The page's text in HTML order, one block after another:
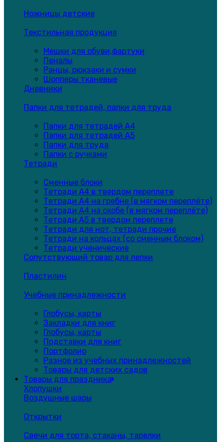
Ножницы детские
Текстильная продукция
Мешки для обуви,фартуки
Пеналы
Ранцы, рюкзаки и сумки
Шопперы тканевые
Дневники
Папки для тетрадей, папки для труда
Папки для тетрадей А4
Папки для тетрадей А5
Папки для труда
Папки с ручками
Тетради
Сменные блоки
Тетради А4 в твердом переплете
Тетради А4 на гребне (в мягком переплёте)
Тетради А4 на скобе (в мягком переплёте)
Тетради А5 в твердом переплете
Тетради для нот, тетради прочие
Тетради на кольцах (со сменным блоком)
Тетради ученические
Сопутствующий товар для лепки
Пластилин
Учебные принадлежности
Глобусы, карты
Закладки для книг
Глобусы, карты
Подставки для книг
Портфолио
Разное из учебных принадлежностей
Товары для детских садов
Товары для праздника
Хлопушки
Воздушные шары
Открытки
Свечи для торта, стаканы, тарелки